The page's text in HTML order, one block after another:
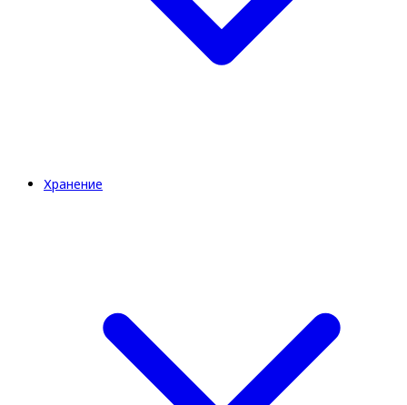
Хранение